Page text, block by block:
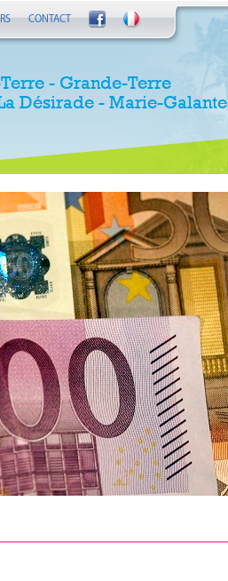
- Grande-Terre
Désirade - Marie-Galante
CONTACT